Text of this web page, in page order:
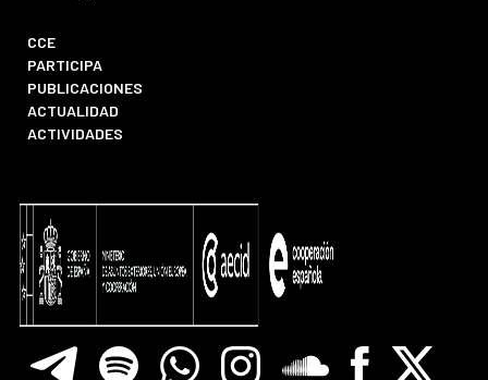
CCE
PARTICIPA
PUBLICACIONES
ACTUALIDAD
ACTIVIDADES
TelegramSpotify WhatsappInstagramSoundcloreFacebook
X